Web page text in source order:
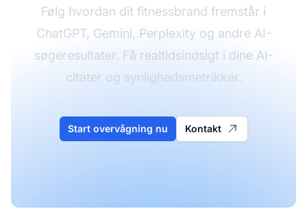
Følg hvordan dit fitnessbrand fremstår i
ChatGPT, Gemini, Perplexity og andre AI-
søgeresultater. Få realtidsindsigt i dine AI-
citater og synlighedsmetrikker.
Start overvågning nu Kontakt